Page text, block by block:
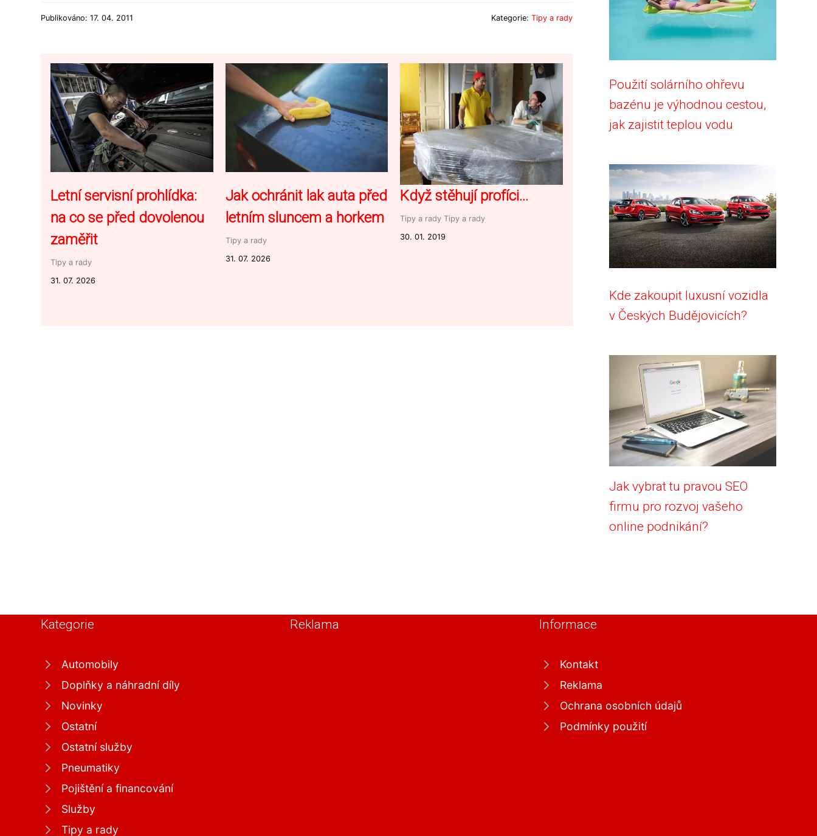
Publikováno: 17. 04. 2011 Kategorie: Tipy a rady
Letní servisní prohlídka:
na co se před dovolenou
zaměřit
Tipy a rady
31. 07. 2026
Jak ochránit lak auta před
letním sluncem a horkem
Tipy a rady
31. 07. 2026
Když stěhují profíci…
Tipy a rady Tipy a rady
30. 01. 2019
Použití solárního ohřevu
bazénu je výhodnou cestou,
jak zajistit teplou vodu
Kde zakoupit luxusní vozidla
v Českých Budějovicích?
Jak vybrat tu pravou SEO
firmu pro rozvoj vašeho
online podnikání?
Kategorie
Automobily
Doplňky a náhradní díly
Novinky
Ostatní
Ostatní služby
Pneumatiky
Pojištění a financování
Služby
Tipy a rady
Reklama Informace
Kontakt
Reklama
Ochrana osobních údajů
Podmínky použití